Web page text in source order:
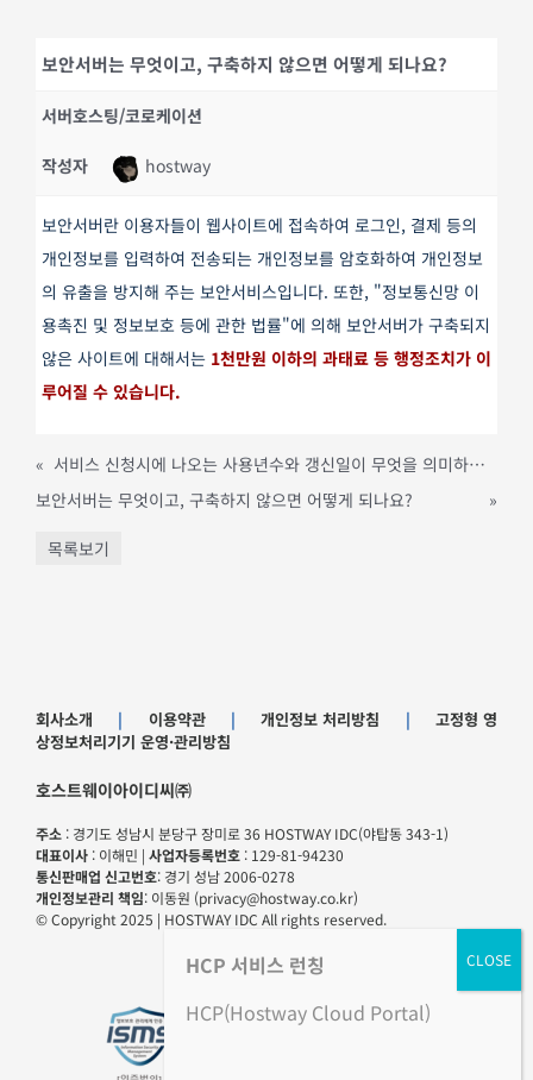
보안서버는 무엇이고, 구축하지 않으면 어떻게 되나요?
서버호스팅/코로케이션
작성자 hostway
보안서버란 이용자들이 웹사이트에 접속하여 로그인, 결제 등의
개인정보를 입력하여 전송되는 개인정보를 암호화하여 개인정보
의 유출을 방지해 주는 보안서비스입니다. 또한, "정보통신망 이
용촉진 및 정보보호 등에 관한 법률"에 의해 보안서버가 구축되지
않은 사이트에 대해서는 1천만원 이하의 과태료 등 행정조치가 이
루어질 수 있습니다.
«
서비스 신청시에 나오는 사용년수와 갱신일이 무엇을 의미하나요?
보안서버는 무엇이고, 구축하지 않으면 어떻게 되나요?
»
목록보기
회사소개 | 이용약관|개인정보 처리방침 | 고정형 영
상정보처리기기 운영·관리방침
호스트웨이아이디씨㈜
주소: 경기도 성남시 분당구 장미로 36 HOSTWAY IDC(야탑동 343-1)
대표이사: 이해민 | 사업자등록번호: 129-81-94230
통신판매업 신고번호: 경기 성남 2006-0278
개인정보관리 책임: 이동원 (privacy@hostway.co.kr)
© Copyright 2025 | HOSTWAY IDC All rights reserved.
HCP 서비스 런칭
HCP(Hostway Cloud Portal)